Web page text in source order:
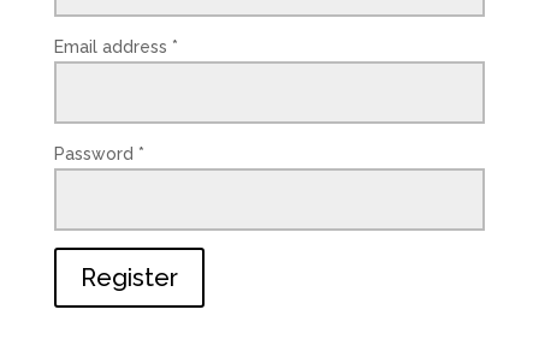
Email address *
Password *
Register